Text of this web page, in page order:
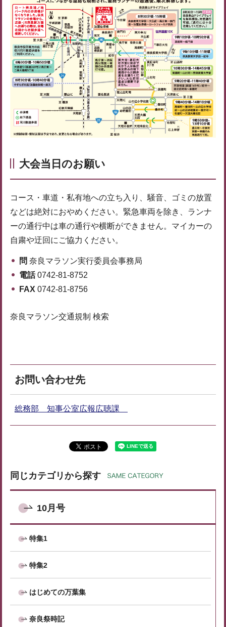
大会当日のお願い
コース・車道・私有地への立ち入り、騒音、ゴミの放置
などは絶対におやめください。緊急車両を除き、ランナ
ーの通行中は車の通行や横断ができません。マイカーの
自粛や迂回にご協力ください。
問 奈良マラソン実行委員会事務局
電話0742-81-8752
FAX 0742-81-8756
奈良マラソン交通規制 検索
お問い合わせ先
総務部 知事公室広報広聴課
同じカテゴリから探す
10月号
特集1
特集2
はじめての万葉集
奈良祭時記